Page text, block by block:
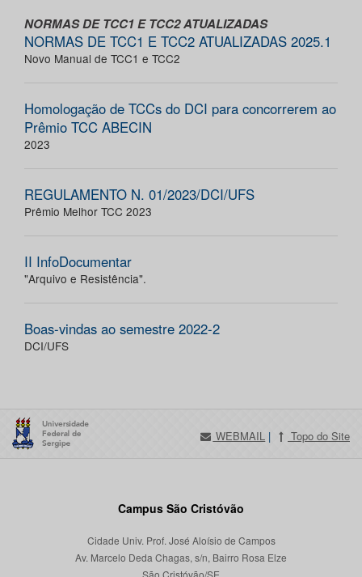
NORMAS DE TCC1 E TCC2 ATUALIZADAS
NORMAS DE TCC1 E TCC2 ATUALIZADAS 2025.1
Novo Manual de TCC1 e TCC2
Homologação de TCCs do DCI para concorrerem ao
Prêmio TCC ABECIN
2023
REGULAMENTO N. 01/2023/DCI/UFS
Prêmio Melhor TCC 2023
II InfoDocumentar
"Arquivo e Resistência".
Boas-vindas ao semestre 2022-2
DCI/UFS
WEBMAIL | Topo do Site
Campus São Cristóvão
Cidade Univ. Prof. José Aloísio de Campos
Av. Marcelo Deda Chagas, s/n, Bairro Rosa Elze